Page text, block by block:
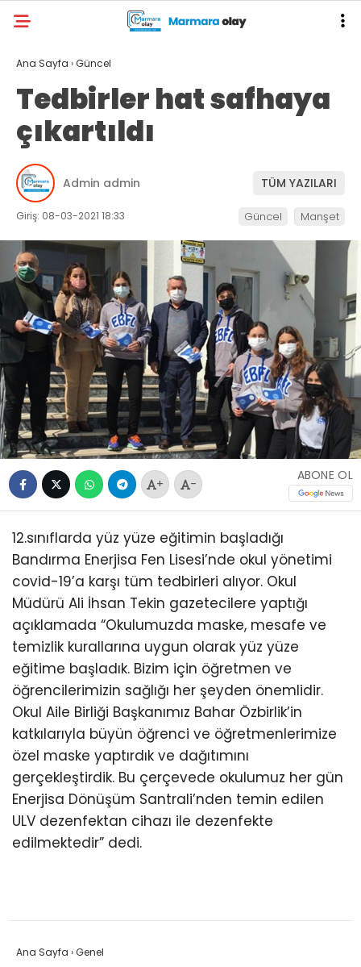
Ana Sayfa ›Güncel
Tedbirler hat safhaya
çıkartıldı
Admin admin TÜM YAZILARI
Giriş: 08-03-2021 18:33 Güncel Manşet
+ -
ABONE OL
12.sınıflarda yüz yüze eğitimin başladığı
Bandırma Enerjisa Fen Lisesi’nde okul yönetimi
covid-19’a karşı tüm tedbirleri alıyor. Okul
Müdürü Ali İhsan Tekin gazetecilere yaptığı
açıklamada “Okulumuzda maske, mesafe ve
temizlik kurallarına uygun olarak yüz yüze
eğitime başladık. Bizim için öğretmen ve
öğrencilerimizin sağlığı her şeyden önemlidir.
Okul Aile Birliği Başkanımız Bahar Özbirlik’in
katkılarıyla büyün öğrenci ve öğretmenlerimize
özel maske yaptırdık ve dağıtımını
gerçekleştirdik. Bu çerçevede okulumuz her gün
Enerjisa Dönüşüm Santrali’nden temin edilen
ULV dezenfektan cihazı ile dezenfekte
edilmektedir” dedi.
Ana Sayfa ›Genel